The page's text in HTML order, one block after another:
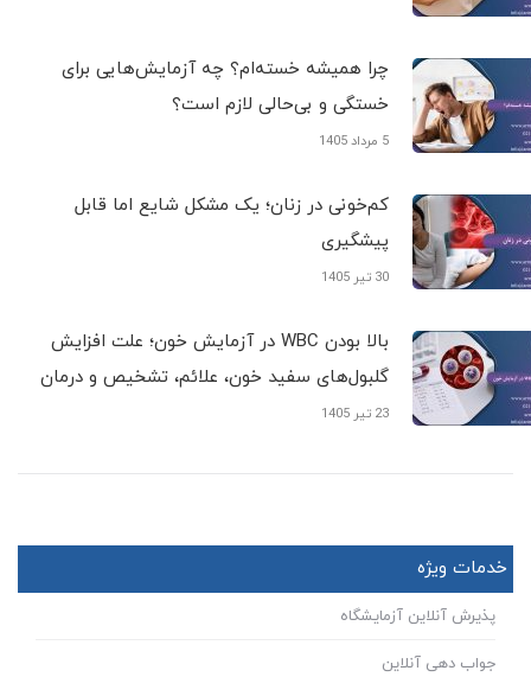
چرا همیشه خسته‌ام؟ چه آزمایش‌هایی برای
خستگی و بی‌حالی لازم است؟
5 مرداد 1405
کم‌خونی در زنان؛ یک مشکل شایع اما قابل
پیشگیری
30 تیر 1405
بالا بودن WBC در آزمایش خون؛ علت افزایش
گلبول‌های سفید خون، علائم، تشخیص و درمان
23 تیر 1405
خدمات ویژه
پذیرش آنلاین آزمایشگاه
جواب دهی آنلاین